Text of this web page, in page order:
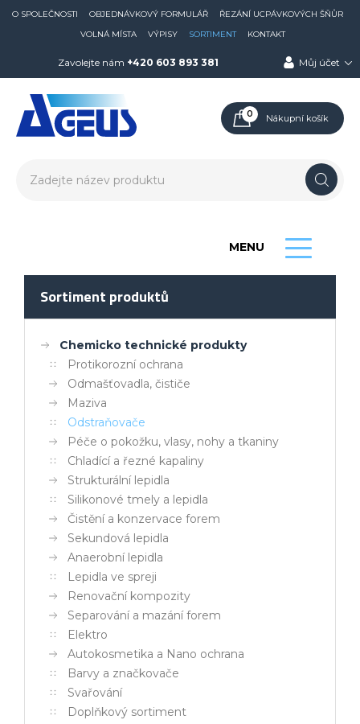
O SPOLEČNOSTI OBJEDNÁVKOVÝ FORMULÁŘ
ŘEZÁNÍ UCPÁVKOVÝCH ŠŇŮR
VOLNÁ MÍSTA
VÝPISY SORTIMENT KONTAKT
Zavolejte nám +420 603 893 381 Můj účet
0 Nákupní košík
MENU
Sortiment produktů
Chemicko technické produkty
Protikorozní ochrana
Odmašťovadla, čističe
Maziva
Odstraňovače
Péče o pokožku, vlasy, nohy a tkaniny
Chladící a řezné kapaliny
Strukturální lepidla
Silikonové tmely a lepidla
Čistění a konzervace forem
Sekundová lepidla
Anaerobní lepidla
Lepidla ve spreji
Renovační kompozity
Separování a mazání forem
Elektro
Autokosmetika a Nano ochrana
Barvy a značkovače
Svařování
Doplňkový sortiment